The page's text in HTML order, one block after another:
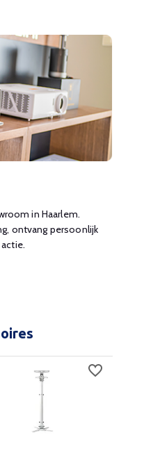
in Haarlem.
ontvang persoonlijk